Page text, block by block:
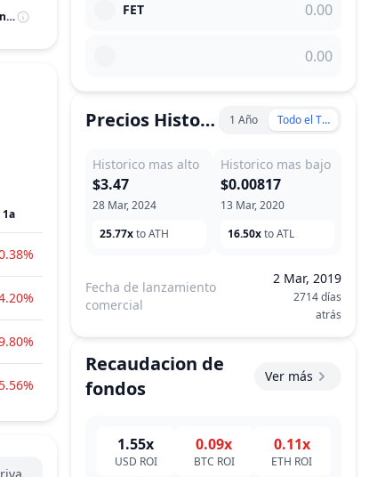
M.Cap / Potencial de Crecimiento
1a
FET
Precios Historicos 1 Año Todo el Tiempo
Historico mas alto
28 Mar, 2024
$3.47
25.77xto ATH
Historico mas bajo
13 Mar, 2020
$0.00817
16.50xto ATL
Fecha de lanzamiento
comercial
2 Mar, 2019
2714 días
atrás
Recaudacion de
fondos
Ver más
1.55x
USD ROI
0.09x
BTC ROI
0.11x
ETH ROI